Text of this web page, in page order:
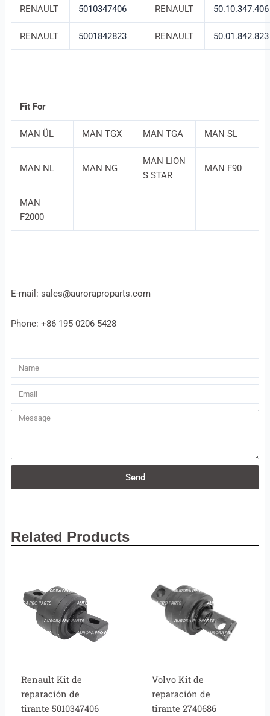
RENAULT 5010347406 RENAULT 50.10.347.406
RENAULT 5001842823 RENAULT 50.01.842.823
Fit For
MAN ÜL MAN TGX MAN TGA MAN SL
MAN NL MAN NG
MAN LION
S STAR
MAN F90
MAN
F2000
E-mail: sales@auroraproparts.com
Phone: +86 195 0206 5428
Name
Email
Message
Send
Related Products
Renault Kit de
reparación de
tirante 5010347406
Volvo Kit de
reparación de
tirante 2740686